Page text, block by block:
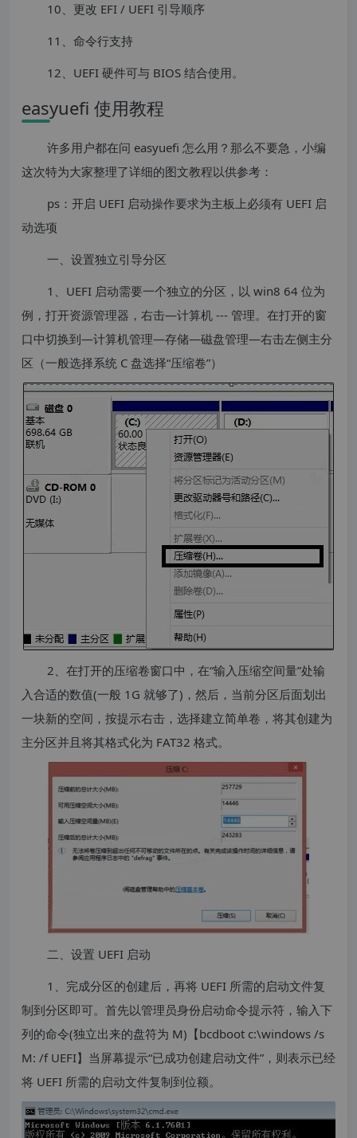
10、更改 EFI / UEFI 引导顺序
11、命令行支持
12、UEFI 硬件可与 BIOS 结合使用。
easyuefi 使用教程
许多用户都在问 easyuefi 怎么用？那么不要急，小编
这次特为大家整理了详细的图文教程以供参考：
ps：开启 UEFI 启动操作要求为主板上必须有 UEFI 启
动选项
一、设置独立引导分区
1、UEFI 启动需要一个独立的分区，以 win8 64 位为
例，打开资源管理器，右击—计算机 --- 管理。在打开的窗
口中切换到—计算机管理—存储—磁盘管理—右击左侧主分
区（一般选择系统 C 盘选择“压缩卷”）
2、在打开的压缩卷窗口中，在“输入压缩空间量”处输
入合适的数值(一般 1G 就够了)，然后，当前分区后面划出
一块新的空间，按提示右击，选择建立简单卷，将其创建为
主分区并且将其格式化为 FAT32 格式。
二、设置 UEFI 启动
1、完成分区的创建后，再将 UEFI 所需的启动文件复
制到分区即可。首先以管理员身份启动命令提示符，输入下
列的命令(独立出来的盘符为 M)【bcdboot c:\windows /s
M: /f UEFI】当屏幕提示“已成功创建启动文件”，则表示已经
将 UEFI 所需的启动文件复制到位额。